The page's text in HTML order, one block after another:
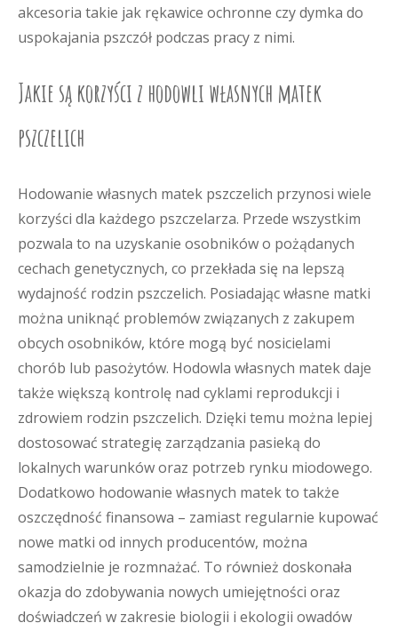
akcesoria takie jak rękawice ochronne czy dymka do
uspokajania pszczół podczas pracy z nimi.
Jakie są korzyści z hodowli własnych matek
pszczelich
Hodowanie własnych matek pszczelich przynosi wiele
korzyści dla każdego pszczelarza. Przede wszystkim
pozwala to na uzyskanie osobników o pożądanych
cechach genetycznych, co przekłada się na lepszą
wydajność rodzin pszczelich. Posiadając własne matki
można uniknąć problemów związanych z zakupem
obcych osobników, które mogą być nosicielami
chorób lub pasożytów. Hodowla własnych matek daje
także większą kontrolę nad cyklami reprodukcji i
zdrowiem rodzin pszczelich. Dzięki temu można lepiej
dostosować strategię zarządzania pasieką do
lokalnych warunków oraz potrzeb rynku miodowego.
Dodatkowo hodowanie własnych matek to także
oszczędność finansowa – zamiast regularnie kupować
nowe matki od innych producentów, można
samodzielnie je rozmnażać. To również doskonała
okazja do zdobywania nowych umiejętności oraz
doświadczeń w zakresie biologii i ekologii owadów